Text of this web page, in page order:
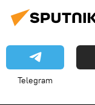
Telegram